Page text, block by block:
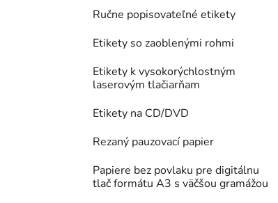
Ručne popisovateľné etikety
Etikety so zaoblenými rohmi
Etikety k vysokorýchlostným
laserovým tlačiarňam
Etikety na CD/DVD
Rezaný pauzovací papier
Papiere bez povlaku pre digitálnu
tlač formátu A3 s väčšou gramážou